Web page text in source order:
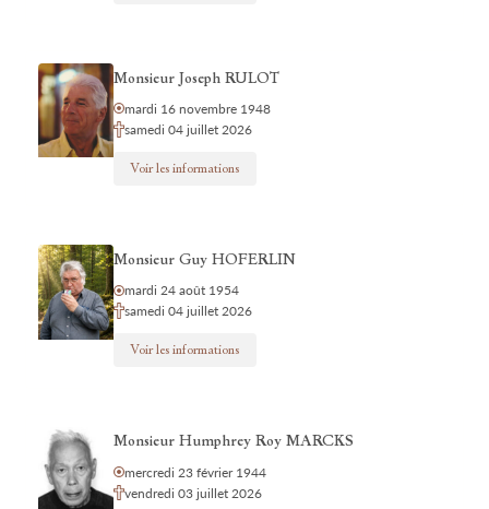
Monsieur Joseph RULOT
mardi 16 novembre 1948
samedi 04 juillet 2026
Voir les informations
Monsieur Guy HOFERLIN
mardi 24 août 1954
samedi 04 juillet 2026
Voir les informations
Monsieur Humphrey Roy MARCKS
mercredi 23 février 1944
vendredi 03 juillet 2026